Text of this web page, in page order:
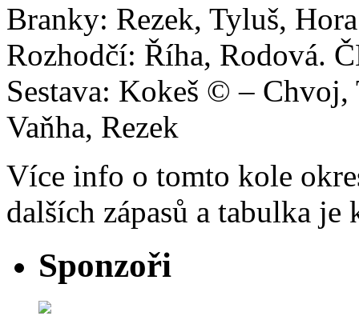
Branky: Rezek, Tyluš,
Rozhodčí: Říha, Rodová.
Sestava: Kokeš © –
Vaňha, Rezek
Více info o tomto kole
dalších zápasů a tabulka
Sponzoři